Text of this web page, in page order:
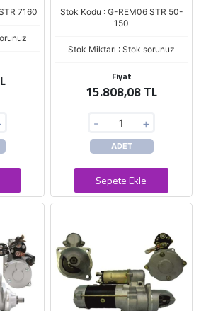
7160
Stok Kodu : G-REM06 STR 50-
150
Stok Miktarı : Stok sorunuz
Fiyat
15.808,08 TL
- +
ADET
Sepete Ekle